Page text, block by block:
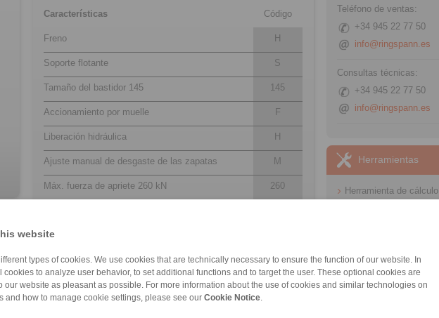
website
types of cookies. We use cookies that are technically necessary to ensure the function of our website. In
to analyze user behavior, to set additional functions and to target the user. These optional cookies are
our website as pleasant as possible. For more information about the use of cookies and similar technologies on
and how to manage cookie settings, please see our Cookie Notice
Características Código
Freno H
Soporte flotante S
Tamaño del bastidor 145 145
Accionamiento por muelle F
Liberación hidráulica H
Ajuste manual de desgaste de las zapatas M
Máx. fuerza de apriete 260 kN 260
Mounting to the machine parallel to the brake
Teléfono de ventas:
+34 945 22 77 50
info@ringspann.es
Consultas técnicas:
+34 945 22 77 50
info@ringspann.es
Herramientas
Herramienta de cálculo